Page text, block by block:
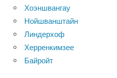
Хоэншвангау
Нойшванштайн
Линдерхоф
Херренкимзее
Байройт